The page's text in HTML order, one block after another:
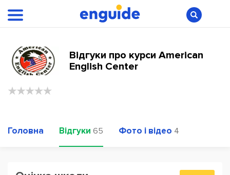
Відгуки про курси American
English Center
Головна Відгуки 65 Фото і відео 4